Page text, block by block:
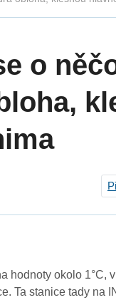
o
hodnoty okolo 1°C,
Ta stanice tady na